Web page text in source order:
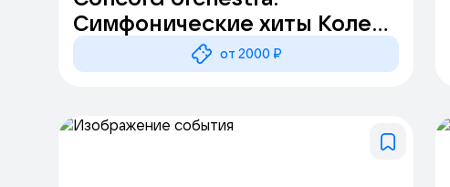
Симфонические хиты Колесо
любви
от 2000 ₽